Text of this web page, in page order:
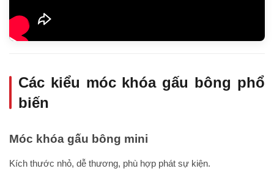
Các kiểu móc khóa gấu bông phổ
biến
Móc khóa gấu bông mini
Kích thước nhỏ, dễ thương, phù hợp phát sự kiện.